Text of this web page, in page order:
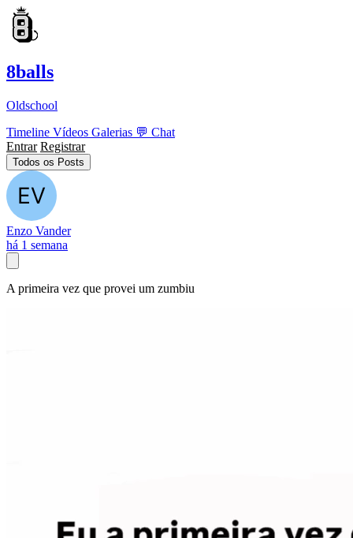
8balls
Oldschool
Timeline Vídeos Galerias 💬 Chat
Entrar Registrar
Todos os Posts
Enzo Vander
há 1 semana
A primeira vez que provei um zumbiu